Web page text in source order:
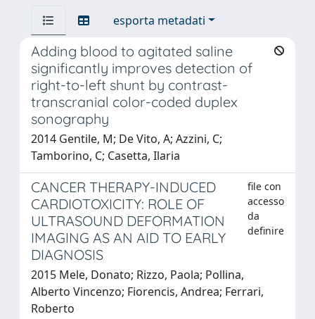
esporta metadati
Adding blood to agitated saline
significantly improves detection of
right-to-left shunt by contrast-
transcranial color-coded duplex
sonography
2014 Gentile, M; De Vito, A; Azzini, C;
Tamborino, C; Casetta, Ilaria
CANCER THERAPY-INDUCED
CARDIOTOXICITY: ROLE OF
ULTRASOUND DEFORMATION
IMAGING AS AN AID TO EARLY
DIAGNOSIS
file con
accesso
da
definire
2015 Mele, Donato; Rizzo, Paola; Pollina,
Alberto Vincenzo; Fiorencis, Andrea; Ferrari,
Roberto